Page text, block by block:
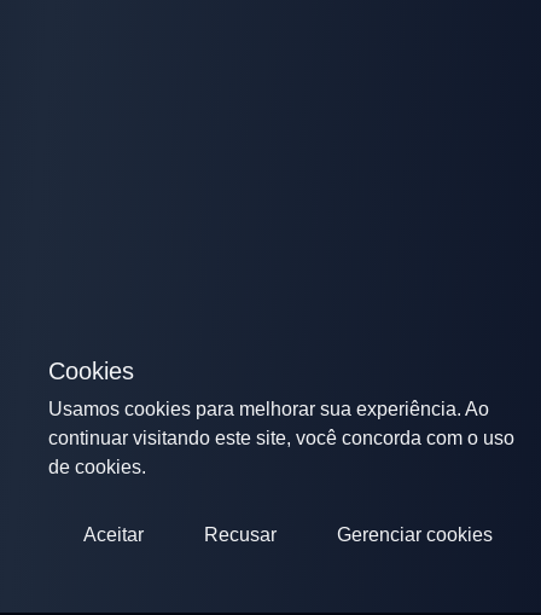
Cookies
Usamos cookies para melhorar sua experiência. Ao
continuar visitando este site, você concorda com o uso
de cookies.
Aceitar Recusar Gerenciar cookies